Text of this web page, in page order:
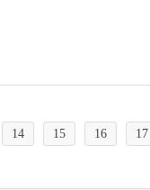
14 15 16 17